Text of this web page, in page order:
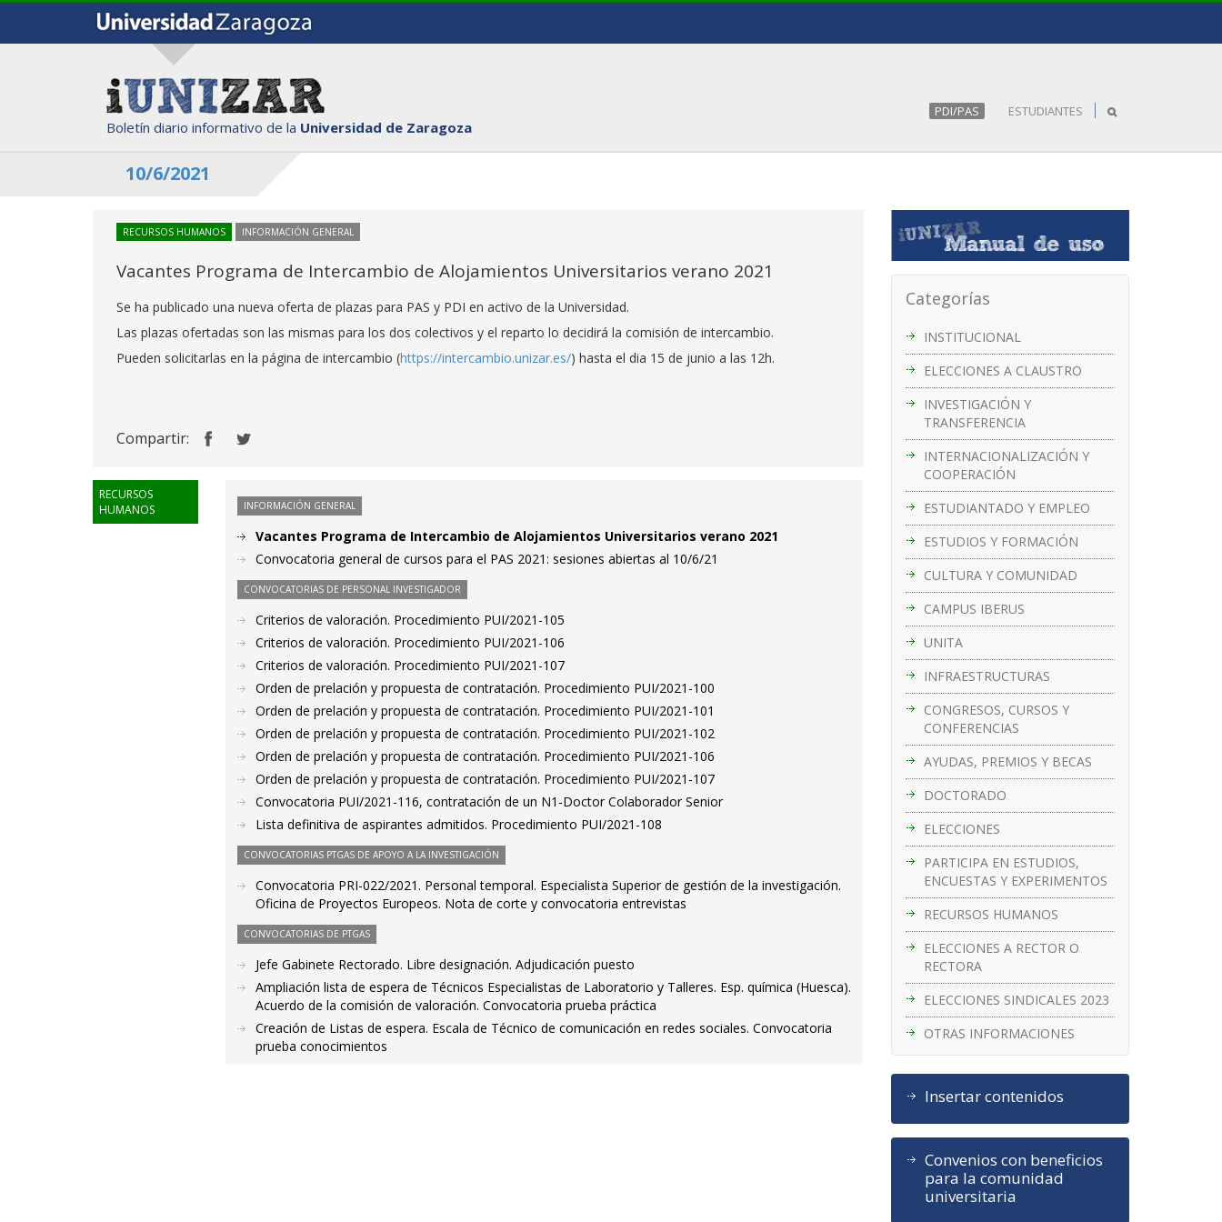
Boletín diario informativo de la Universidad de Zaragoza
PDI/PAS ESTUDIANTES
10/6/2021
Categorías
INSTITUCIONAL
ELECCIONES A CLAUSTRO
INVESTIGACIÓN Y
TRANSFERENCIA
INTERNACIONALIZACIÓN Y
COOPERACIÓN
ESTUDIANTADO Y EMPLEO
ESTUDIOS Y FORMACIÓN
CULTURA Y COMUNIDAD
CAMPUS IBERUS
UNITA
INFRAESTRUCTURAS
CONGRESOS, CURSOS Y
CONFERENCIAS
AYUDAS, PREMIOS Y BECAS
DOCTORADO
ELECCIONES
PARTICIPA EN ESTUDIOS,
ENCUESTAS Y EXPERIMENTOS
RECURSOS HUMANOS
ELECCIONES A RECTOR O
RECTORA
ELECCIONES SINDICALES 2023
OTRAS INFORMACIONES
Insertar contenidos
Convenios con beneficios
para la comunidad
universitaria
RECURSOS HUMANOS INFORMACIÓN GENERAL
Vacantes Programa de Intercambio de Alojamientos Universitarios verano 2021
Se ha publicado una nueva oferta de plazas para PAS y PDI en activo de la Universidad.
Las plazas ofertadas son las mismas para los dos colectivos y el reparto lo decidirá la comisión de intercambio.
Pueden solicitarlas en la página de intercambio (https://intercambio.unizar.es/) hasta el dia 15 de junio a las 12h.
Compartir:
RECURSOS
HUMANOS
INFORMACIÓN GENERAL
Vacantes Programa de Intercambio de Alojamientos Universitarios verano 2021
Convocatoria general de cursos para el PAS 2021: sesiones abiertas al 10/6/21
CONVOCATORIAS DE PERSONAL INVESTIGADOR
Criterios de valoración. Procedimiento PUI/2021-105
Criterios de valoración. Procedimiento PUI/2021-106
Criterios de valoración. Procedimiento PUI/2021-107
Orden de prelación y propuesta de contratación. Procedimiento PUI/2021-100
Orden de prelación y propuesta de contratación. Procedimiento PUI/2021-101
Orden de prelación y propuesta de contratación. Procedimiento PUI/2021-102
Orden de prelación y propuesta de contratación. Procedimiento PUI/2021-106
Orden de prelación y propuesta de contratación. Procedimiento PUI/2021-107
Convocatoria PUI/2021-116, contratación de un N1-Doctor Colaborador Senior
Lista definitiva de aspirantes admitidos. Procedimiento PUI/2021-108
CONVOCATORIAS PTGAS DE APOYO A LA INVESTIGACIÓN
Convocatoria PRI-022/2021. Personal temporal. Especialista Superior de gestión de la investigación.
Oficina de Proyectos Europeos. Nota de corte y convocatoria entrevistas
CONVOCATORIAS DE PTGAS
Jefe Gabinete Rectorado. Libre designación. Adjudicación puesto
Ampliación lista de espera de Técnicos Especialistas de Laboratorio y Talleres. Esp. química (Huesca).
Acuerdo de la comisión de valoración. Convocatoria prueba práctica
Creación de Listas de espera. Escala de Técnico de comunicación en redes sociales. Convocatoria
prueba conocimientos